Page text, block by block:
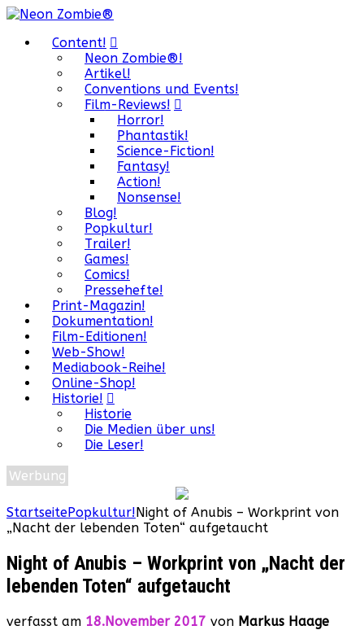
Content!
Neon Zombie®!
Artikel!
Conventions und Events!
Film-Reviews!
Horror!
Phantastik!
Science-Fiction!
Fantasy!
Action!
Nonsense!
Blog!
Popkultur!
Trailer!
Games!
Comics!
Pressehefte!
Print-Magazin!
Dokumentation!
Film-Editionen!
Web-Show!
Mediabook-Reihe!
Online-Shop!
Historie!
Historie
Die Medien über uns!
Die Leser!
Werbung
StartseitePopkultur!Night of Anubis – Workprint von
„Nacht der lebenden Toten“ aufgetaucht
Night of Anubis – Workprint von „Nacht der
lebenden Toten“ aufgetaucht
verfasst am 18.November 2017 von Markus Haage